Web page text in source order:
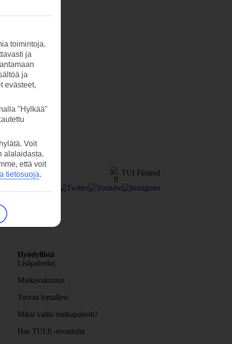
TUI Finland
Hyödyllistä
Lisäpalvelut
Matkavakuutus
Turvaa lomallesi
Miksi valita matkapaketti?
Hae TUI.fi -sivustolta
toimintoja.
ja
ja
evästeet,
"Hylkää"
Voit
alalaidasta.
että voit
tietosuoja.